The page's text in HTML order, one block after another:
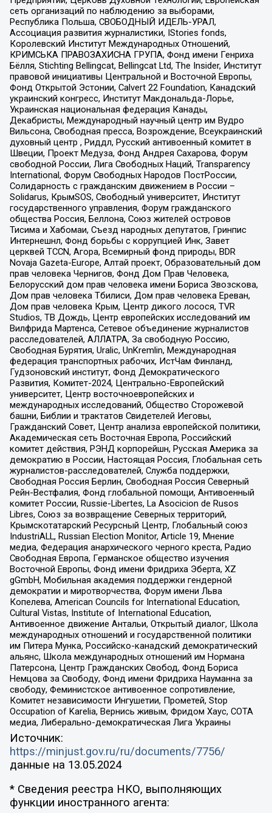
сеть организаций по наблюдению за выборами,
Республика Польша, СВОБОДНЫЙ ИДЕЛЬ-УРАЛ,
Ассоциация развития журналистики, IStories fonds,
Королевский Институт Международных Отношений,
КРИМСЬКА ПРАВОЗАХИСНА ГРУПА, Фонд имени Генриха
Бёлля, Stichting Bellingcat, Bellingcat Ltd, The Insider, Институт
правовой инициативы Центральной и Восточной Европы,
Фонд Открытой Эстонии, Calvert 22 Foundation, Канадский
украинский конгресс, Институт Макдональда-Лорье,
Украинская национальная федерация Канады,
Декабристы, Международный научный центр им Вудро
Вильсона, Свободная пресса, Возрождение, Всеукраинский
духовный центр , Риддл, Русский антивоенный комитет в
Швеции, Проект Медуза, Фонд Андрея Сахарова, Форум
свободной России, Лига Свободных Наций, Transparеncy
International, Форум Свободных Народов ПостРоссии,
Солидарность с гражданским движением в России –
Solidarus, КрымSOS, Свободный университет, Институт
государственного управления, Форум гражданского
общества Россия, Беллона, Союз жителей островов
Тисима и Хабомаи, Съезд народных депутатов, Гринпис
Интернешнл, Фонд борьбы с коррупцией Инк, Завет
церквей TCCN, Агора, Всемирный фонд природы, BDR
Novaja Gazeta-Europe, Алтай проект, Образовательный дом
прав человека Чернигов, Фонд Дом Прав Человека,
Белорусский дом прав человека имени Бориса Звозскова,
Дом прав человека Тбилиси, Дом прав человека Ереван,
Дом прав человека Крым, Центр дикого лосося, TVR
Studios, ТВ Дождь, Центр европейских исследований им
Вилфрида Мартенса, Сетевое объединение журналистов
расследователей, АЛЛАТРА, За свободную Россию,
Свободная Бурятия, Uralic, UnKremlin, Международная
федерация транспортных рабочих, ИстЧам Финланд,
Гудзоновский институт, Фонд Демократического
Развития, Комитет-2024, Центрально-Европейский
университет, Центр восточноевропейских и
международных исследований, Общество Сторожевой
башни, Библии и трактатов Свидетелей Иеговы,
Гражданский Совет, Центр анализа европейской политики,
Академическая сеть Восточная Европа, Российский
комитет действия, РЭНД корпорейшн, Русская Америка за
демократию в России, Настоящая Россия, Глобальная сеть
журналистов-расследователей, Служба поддержки,
Свободная Россия Берлин, Свободная Россия Северный
Рейн-Вестфалия, Фонд глобальной помощи, Антивоенный
комитет России, Russie-Libertes, La Asocicion de Rusos
Libres, Союз за возвращение Северных территорий,
Крымскотатарский Ресурсный Центр, Глобальный союз
IndustriALL, Russian Election Monitor, Article 19, Мнение
медиа, Федерация анархического черного креста, Радио
Свободная Европа, Германское общество изучения
Восточной Европы, Фонд имени Фридриха Эберта, XZ
gGmbH, Мобильная академия поддержки гендерной
демократии и миротворчества, Форум имени Льва
Копелева, American Councils for International Education,
Cultural Vistas, Institute of International Education,
Антивоенное движение Антальи, Открытый диалог, Школа
международных отношений и государственной политики
им Питера Мунка, Российско-канадский демократический
альянс, Школа международных отношений им Нормана
Патерсона, Центр Гражданских Свобод, Фонд Бориса
Немцова за Свободу, Фонд имени Фридриха Науманна за
свободу, Феминистское антивоенное сопротивление,
Комитет независимости Ингушетии, Прометей, Stop
Occupation of Karelia, Вернись живым, Фридом Хаус, СОТА
медиа, Либерально-демократическая Лига Украины
Источник:
https://minjust.gov.ru/ru/documents/7756/
данные на 13.05.2024
* Сведения реестра НКО, выполняющих
функции иностранного агента: